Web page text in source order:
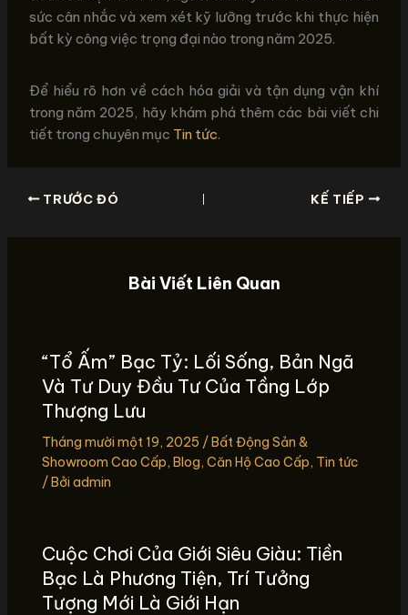
sức cân nhắc và xem xét kỹ lưỡng trước khi thực hiện
bất kỳ công việc trọng đại nào trong năm 2025.
Để hiểu rõ hơn về cách hóa giải và tận dụng vận khí
trong năm 2025, hãy khám phá thêm các bài viết chi
tiết trong chuyên mục Tin tức.
TRƯỚC ĐÓ KẾ TIẾP
Bài Viết Liên Quan
“Tổ Ấm” Bạc Tỷ: Lối Sống, Bản Ngã
Và Tư Duy Đầu Tư Của Tầng Lớp
Thượng Lưu
Tháng mười một 19, 2025 /Bất Động Sản &
Showroom Cao Cấp, Blog, Căn Hộ Cao Cấp, Tin tức
/ Bởi admin
Cuộc Chơi Của Giới Siêu Giàu: Tiền
Bạc Là Phương Tiện, Trí Tưởng
Tượng Mới Là Giới Hạn